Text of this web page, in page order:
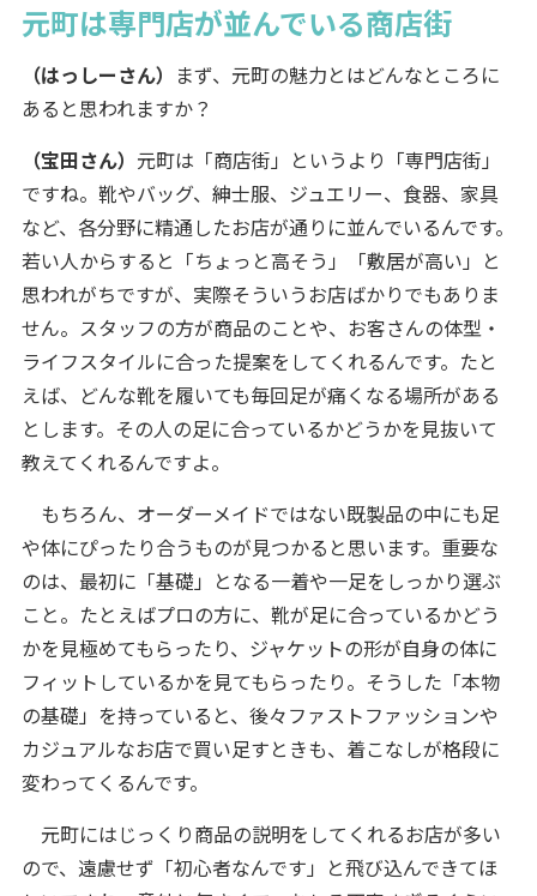
元町は専門店が並んでいる商店街
（はっしーさん） まず、元町の魅力とはどんなところに
あると思われますか？
（宝田さん） 元町は「商店街」というより「専門店街」
ですね。靴やバッグ、紳士服、ジュエリー、食器、家具
など、各分野に精通したお店が通りに並んでいるんです。
若い人からすると「ちょっと高そう」「敷居が高い」と
思われがちですが、実際そういうお店ばかりでもありま
せん。スタッフの方が商品のことや、お客さんの体型・
ライフスタイルに合った提案をしてくれるんです。たと
えば、どんな靴を履いても毎回足が痛くなる場所がある
とします。その人の足に合っているかどうかを見抜いて
教えてくれるんですよ。
もちろん、オーダーメイドではない既製品の中にも足
や体にぴったり合うものが見つかると思います。重要な
のは、最初に「基礎」となる一着や一足をしっかり選ぶ
こと。たとえばプロの方に、靴が足に合っているかどう
かを見極めてもらったり、ジャケットの形が自身の体に
フィットしているかを見てもらったり。そうした「本物
の基礎」を持っていると、後々ファストファッションや
カジュアルなお店で買い足すときも、着こなしが格段に
変わってくるんです。
元町にはじっくり商品の説明をしてくれるお店が多い
ので、遠慮せず「初心者なんです」と飛び込んできてほ